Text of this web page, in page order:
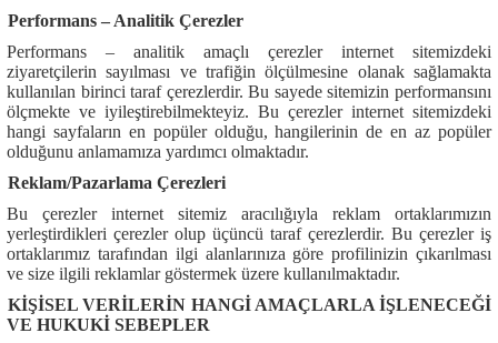
Performans – Analitik Çerezler
Performans – analitik amaçlı çerezler internet sitemizdeki
ziyaretçilerin sayılması ve trafiğin ölçülmesine olanak sağlamakta
kullanılan birinci taraf çerezlerdir. Bu sayede sitemizin performansını
ölçmekte ve iyileştirebilmekteyiz. Bu çerezler internet sitemizdeki
hangi sayfaların en popüler olduğu, hangilerinin de en az popüler
olduğunu anlamamıza yardımcı olmaktadır.
Reklam/Pazarlama Çerezleri
Bu çerezler internet sitemiz aracılığıyla reklam ortaklarımızın
yerleştirdikleri çerezler olup üçüncü taraf çerezlerdir. Bu çerezler iş
ortaklarımız tarafından ilgi alanlarınıza göre profilinizin çıkarılması
ve size ilgili reklamlar göstermek üzere kullanılmaktadır.
KİŞİSEL VERİLERİN HANGİ AMAÇLARLA İŞLENECEĞİ
VE HUKUKİ SEBEPLER